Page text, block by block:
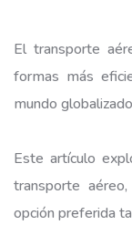
El transporte
formas más
mundo
Este artículo
transporte aéreo
opción preferida